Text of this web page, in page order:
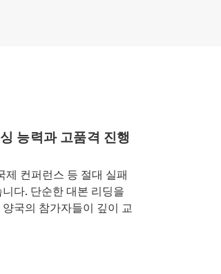
능력과 고품격 진행
컨퍼런스 등 절대 실패
다. 단순한 대본 리딩을
국의 참가자들이 깊이 교